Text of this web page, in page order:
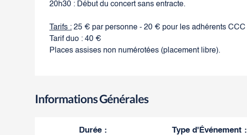
20h30 : Début du concert sans entracte.
Tarifs : 25 € par personne - 20 € pour les adhérents CCC
Tarif duo : 40 €
Places assises non numérotées (placement libre).
Informations Générales
Durée : Type d'Événement :